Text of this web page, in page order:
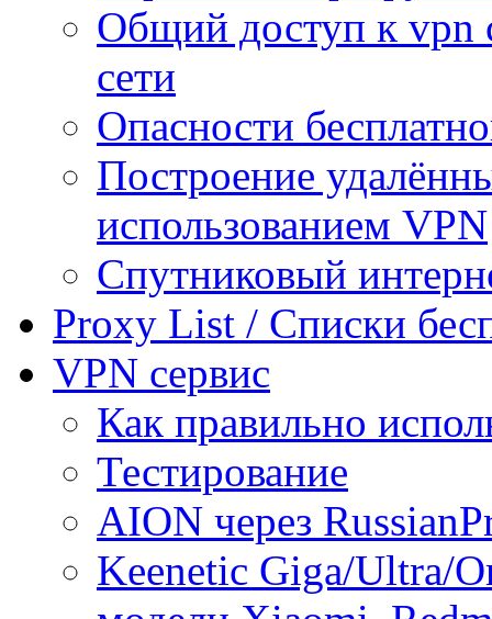
Общий доступ к vpn
сети
Опасности
Построение
использованием VPN
Спутниковый
Proxy List / Списки
VPN сервис
Как правильно
Тестирование
AION через
Keenetic Giga/Ultra/